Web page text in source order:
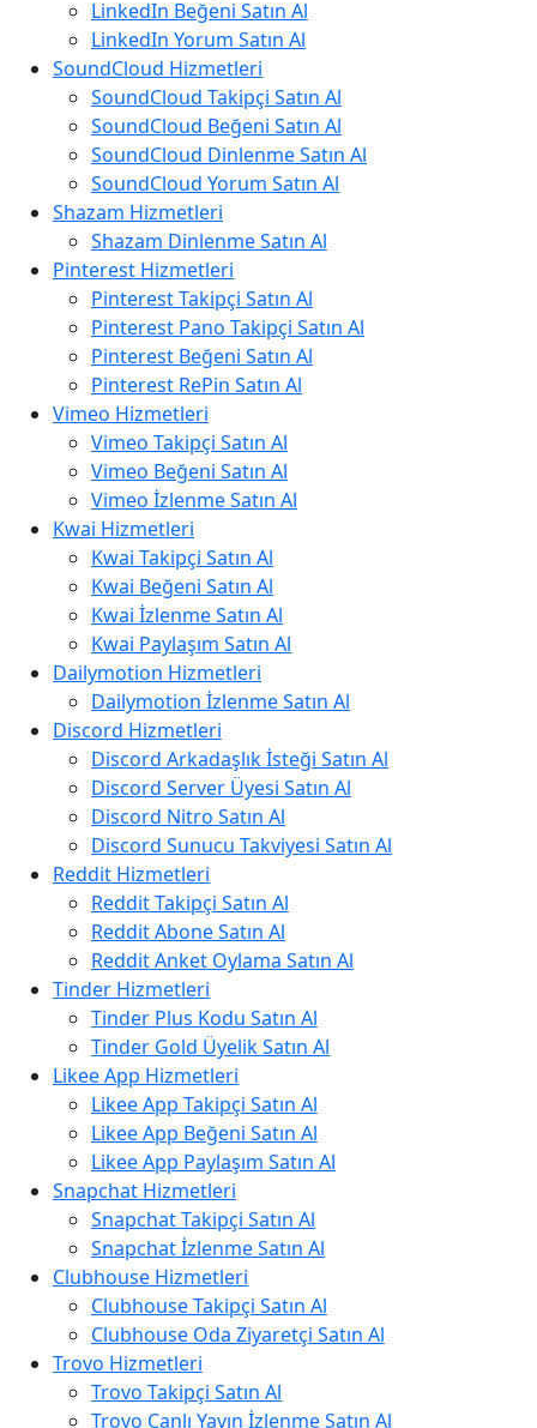
LinkedIn Beğeni Satın Al
LinkedIn Yorum Satın Al
SoundCloud Hizmetleri
SoundCloud Takipçi Satın Al
SoundCloud Beğeni Satın Al
SoundCloud Dinlenme Satın Al
SoundCloud Yorum Satın Al
Shazam Hizmetleri
Shazam Dinlenme Satın Al
Pinterest Hizmetleri
Pinterest Takipçi Satın Al
Pinterest Pano Takipçi Satın Al
Pinterest Beğeni Satın Al
Pinterest RePin Satın Al
Vimeo Hizmetleri
Vimeo Takipçi Satın Al
Vimeo Beğeni Satın Al
Vimeo İzlenme Satın Al
Kwai Hizmetleri
Kwai Takipçi Satın Al
Kwai Beğeni Satın Al
Kwai İzlenme Satın Al
Kwai Paylaşım Satın Al
Dailymotion Hizmetleri
Dailymotion İzlenme Satın Al
Discord Hizmetleri
Discord Arkadaşlık İsteği Satın Al
Discord Server Üyesi Satın Al
Discord Nitro Satın Al
Discord Sunucu Takviyesi Satın Al
Reddit Hizmetleri
Reddit Takipçi Satın Al
Reddit Abone Satın Al
Reddit Anket Oylama Satın Al
Tinder Hizmetleri
Tinder Plus Kodu Satın Al
Tinder Gold Üyelik Satın Al
Likee App Hizmetleri
Likee App Takipçi Satın Al
Likee App Beğeni Satın Al
Likee App Paylaşım Satın Al
Snapchat Hizmetleri
Snapchat Takipçi Satın Al
Snapchat İzlenme Satın Al
Clubhouse Hizmetleri
Clubhouse Takipçi Satın Al
Clubhouse Oda Ziyaretçi Satın Al
Trovo Hizmetleri
Trovo Takipçi Satın Al
Trovo Canlı Yayın İzlenme Satın Al